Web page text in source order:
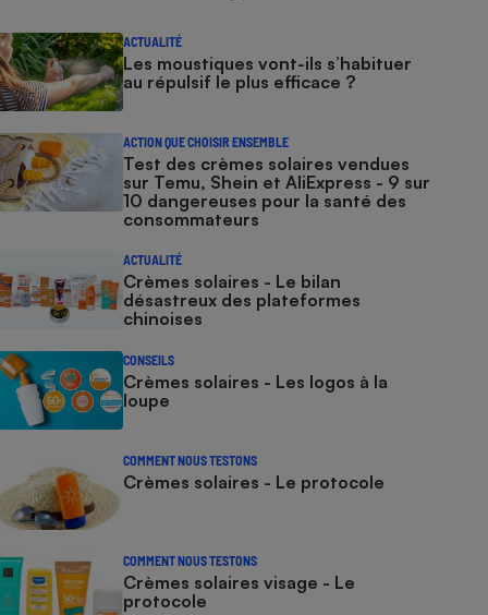
ACTUALITÉ
Les moustiques vont-ils s’habituer
au répulsif le plus efficace ?
ACTION QUE CHOISIR ENSEMBLE
Test des crèmes solaires vendues
sur Temu, Shein et AliExpress - 9 sur
10 dangereuses pour la santé des
consommateurs
ACTUALITÉ
Crèmes solaires - Le bilan
désastreux des plateformes
chinoises
CONSEILS
Crèmes solaires - Les logos à la
loupe
COMMENT NOUS TESTONS
Crèmes solaires - Le protocole
COMMENT NOUS TESTONS
Crèmes solaires visage - Le
protocole